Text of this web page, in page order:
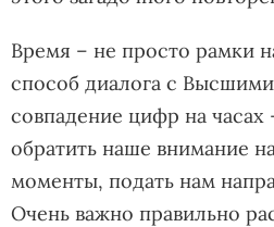
Время – не просто рамки
способ диалога с
совпадение цифр на
обратить наше внимание
моменты, подать нам
Очень важно правильно